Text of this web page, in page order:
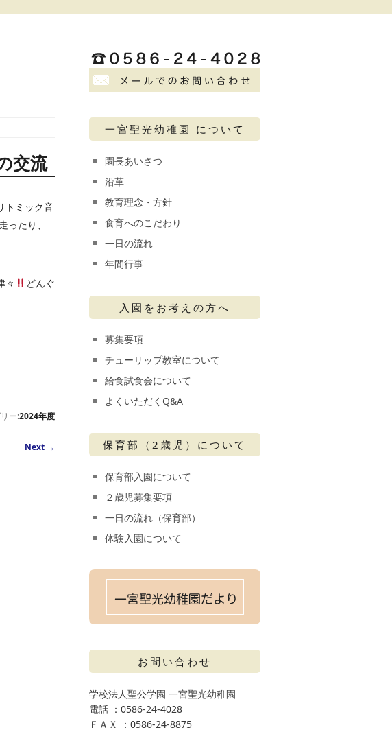
交流
トミック音
たり、
々
どんぐ
ー:2024年度
Next →
一宮聖光幼稚園 について
園長あいさつ
沿革
教育理念・方針
食育へのこだわり
一日の流れ
年間行事
入園をお考えの方へ
募集要項
チューリップ教室について
給食試食会について
よくいただくQ&A
保育部（2歳児）について
保育部入園について
２歳児募集要項
一日の流れ（保育部）
体験入園について
お問い合わせ
学校法人聖公学園 一宮聖光幼稚園
電話 ：0586-24-4028
ＦＡＸ ：0586-24-8875